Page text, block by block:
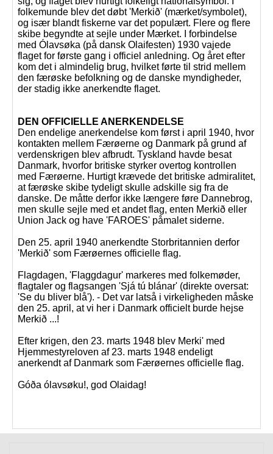
folkemunde blev det døbt 'Merkið' (mærket/symbolet),
og især blandt fiskerne var det populært. Flere og flere
skibe begyndte at sejle under Mærket. I forbindelse
med Ólavsøka (på dansk Olaifesten) 1930 vajede
flaget for første gang i officiel anledning. Og året efter
kom det i almindelig brug, hvilket førte til strid mellem
den færøske befolkning og de danske myndigheder,
der stadig ikke anerkendte flaget.
DEN OFFICIELLE ANERKENDELSE
Den endelige anerkendelse kom først i april 1940, hvor
kontakten mellem Færøerne og Danmark på grund af
verdenskrigen blev afbrudt. Tyskland havde besat
Danmark, hvorfor britiske styrker overtog kontrollen
med Færøerne. Hurtigt krævede det britiske admiralitet,
at færøske skibe tydeligt skulle adskille sig fra de
danske. De måtte derfor ikke længere føre Dannebrog,
men skulle sejle med et andet flag, enten Merkið eller
Union Jack og have 'FAROES' påmalet siderne.
Den 25. april 1940 anerkendte Storbritannien derfor
'Merkið' som Færøernes officielle flag.
Flagdagen, 'Flaggdagur' markeres med folkemøder,
flagtaler og flagsangen 'Sjá tú blánar' (direkte oversat:
'Se du bliver blå'). - Det var latså i virkeligheden måske
den 25. april, at vi her i Danmark officielt burde hejse
Merkið ...!
Efter krigen, den 23. marts 1948 blev Merki' med
Hjemmestyreloven af 23. marts 1948 endeligt
anerkendt af Danmark som Færøernes officielle flag.
Góða ólavsøku!, god Olaidag!